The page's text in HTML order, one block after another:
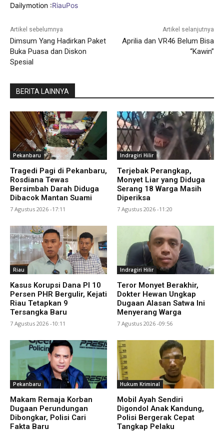
Dailymotion :RiauPos
Artikel sebelumnya
Dimsum Yang Hadirkan Paket
Buka Puasa dan Diskon
Spesial
Artikel selanjutnya
Aprilia dan VR46 Belum Bisa
“Kawin”
BERITA LAINNYA
Pekanbaru
Tragedi Pagi di Pekanbaru,
Rosdiana Tewas
Bersimbah Darah Diduga
Dibacok Mantan Suami
7 Agustus 2026 -17:11
Indragiri Hilir
Terjebak Perangkap,
Monyet Liar yang Diduga
Serang 18 Warga Masih
Diperiksa
7 Agustus 2026 -11:20
Riau
Kasus Korupsi Dana PI 10
Persen PHR Bergulir, Kejati
Riau Tetapkan 9
Tersangka Baru
7 Agustus 2026 -10:11
Indragiri Hilir
Teror Monyet Berakhir,
Dokter Hewan Ungkap
Dugaan Alasan Satwa Ini
Menyerang Warga
7 Agustus 2026 -09:56
Pekanbaru
Makam Remaja Korban
Dugaan Perundungan
Dibongkar, Polisi Cari
Fakta Baru
Hukum Kriminal
Mobil Ayah Sendiri
Digondol Anak Kandung,
Polisi Bergerak Cepat
Tangkap Pelaku